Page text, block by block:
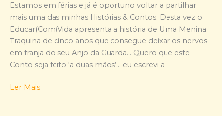
Estamos em férias e já é oportuno voltar a partilhar
mais uma das minhas Histórias & Contos. Desta vez o
Educar(Com)Vida apresenta a história de Uma Menina
Traquina de cinco anos que consegue deixar os nervos
em franja do seu Anjo da Guarda… Quero que este
Conto seja feito ‘a duas mãos’… eu escrevi a
Ler Mais